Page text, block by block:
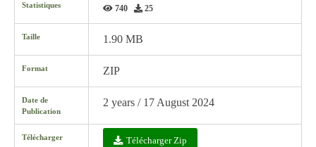
Statistiques 740 25
Taille 1.90 MB
Format ZIP
Date de
Publication
2 years / 17 August 2024
Télécharger Télécharger Zip